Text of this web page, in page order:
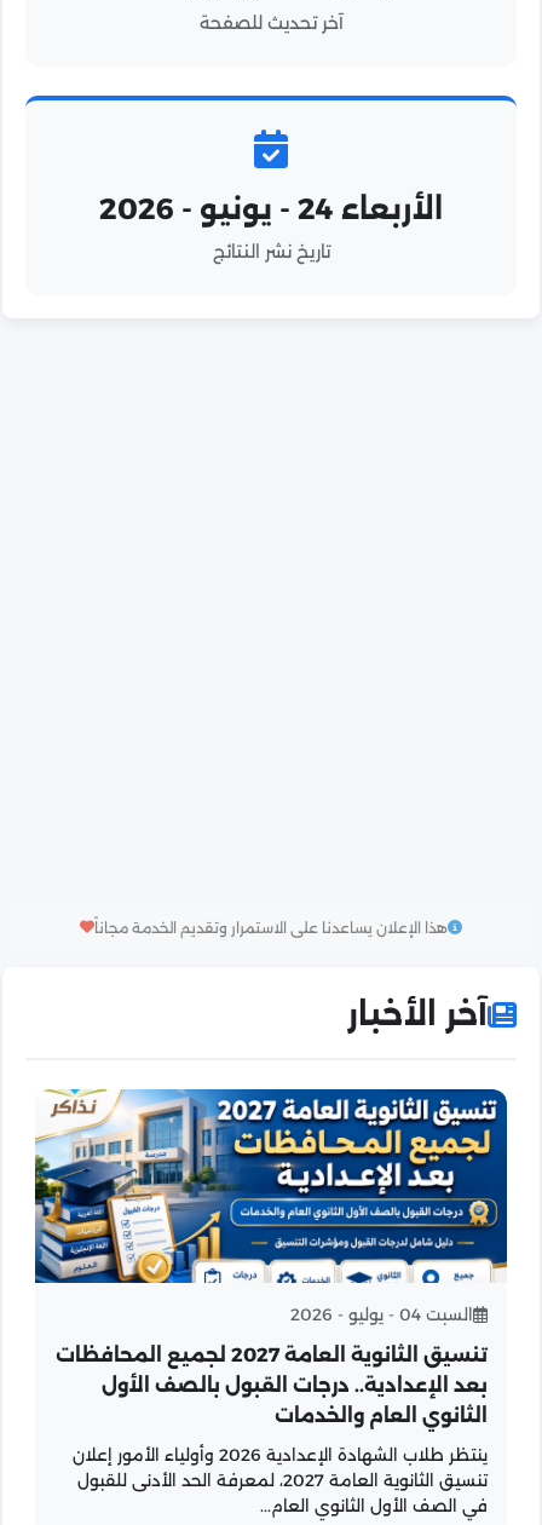
آخر تحديث للصفحة
الأربعاء 24 - يونيو - 2026
تاريخ نشر النتائج
هذا الإعلان يساعدنا على الاستمرار وتقديم الخدمة مجاناً
آخر الأخبار
السبت 04 - يوليو - 2026
تنسيق الثانوية العامة 2027 لجميع المحافظات
بعد الإعدادية.. درجات القبول بالصف الأول
الثانوي العام والخدمات
ينتظر طلاب الشهادة الإعدادية 2026 وأولياء الأمور إعلان
تنسيق الثانوية العامة 2027، لمعرفة الحد الأدنى للقبول
في الصف الأول الثانوي العام...